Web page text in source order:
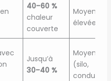
40–60 %
chaleur
couverte
Moyenne à
élevée
Jusqu’à
30–40 %
Moyenne
(silo,
conduit)